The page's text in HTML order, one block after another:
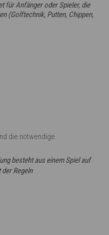
für Anfänger oder Spieler, die
(Golftechnik, Putten, Chippen,
die notwendige
besteht aus einem Spiel auf
Regeln